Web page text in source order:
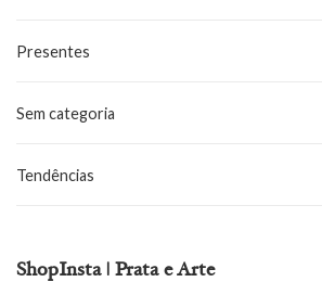
Presentes
Sem categoria
Tendências
ShopInsta | Prata e Arte